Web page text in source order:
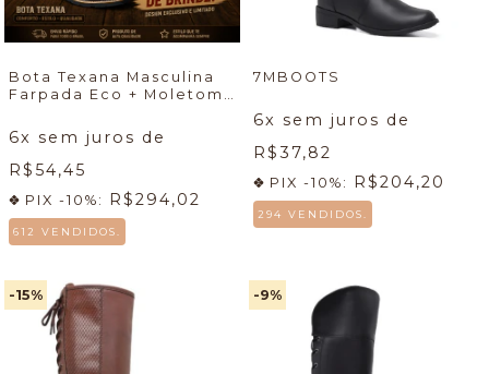
Bota Texana Masculina
Farpada Eco + Moletom
6x sem juros de
R$54,45
PIX -10%: R$294,02
612 VENDIDOS.
7MBOOTS
6x sem juros de
R$37,82
PIX -10%: R$204,20
294 VENDIDOS.
-15% -9%